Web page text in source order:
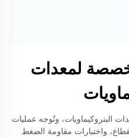
لمعدات
البتروكيماويات، وتُوجه عمليات
واختبارات مقاومة الضغط